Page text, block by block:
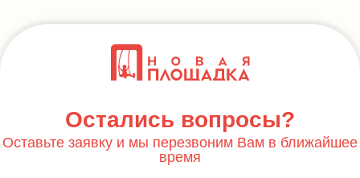
Остались вопросы?
Оставьте заявку и мы перезвоним Вам в ближайшее
время